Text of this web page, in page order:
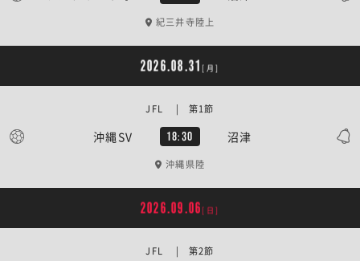
紀三井寺陸上
2026.08.31 [月]
沖縄SV 18:30 沼津
JFL | 第1節
沖縄県陸
2026.09.06 [日]
JFL | 第2節